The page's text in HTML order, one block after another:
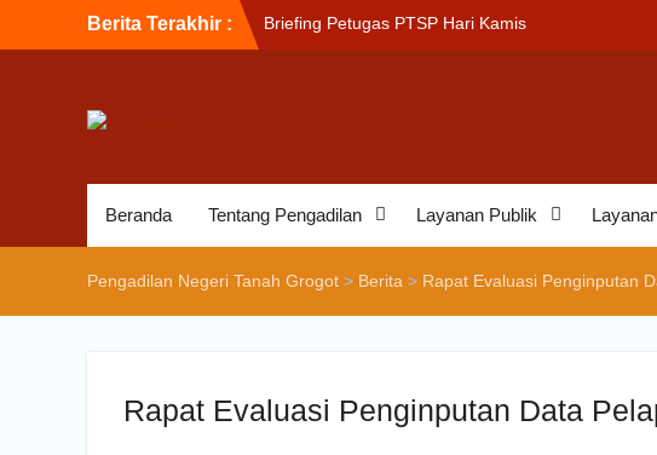
Berita Terakhir :
Briefing Petugas PTSP Hari Kamis
Beranda Tentang Pengadilan Layanan Publik
Pengadilan Negeri Tanah Grogot > Berita > Rapat Evaluasi Penginputan
Rapat Evaluasi Penginputan Data